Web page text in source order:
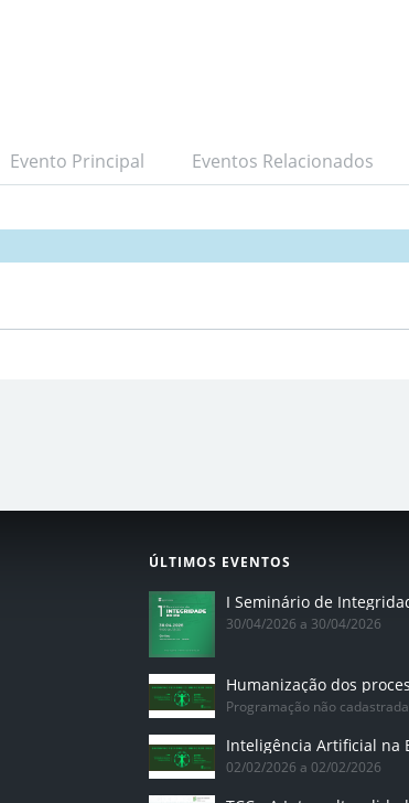
Evento Principal Eventos Relacionados
ÚLTIMOS EVENTOS
30/04/2026 a 30/04/2026
Programação não cadastrada
02/02/2026 a 02/02/2026